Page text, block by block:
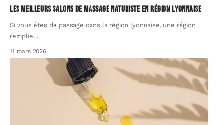
Les meilleurs salons de massage naturiste en région lyonnaise
Si vous êtes de passage dans la région lyonnaise, une région
remplie…
11 mars 2026